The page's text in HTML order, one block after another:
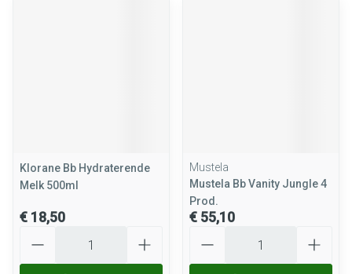
Klorane Bb Hydraterende
Melk 500ml
€ 18,50
Mustela
Mustela Bb Vanity Jungle 4
Prod.
€ 55,10